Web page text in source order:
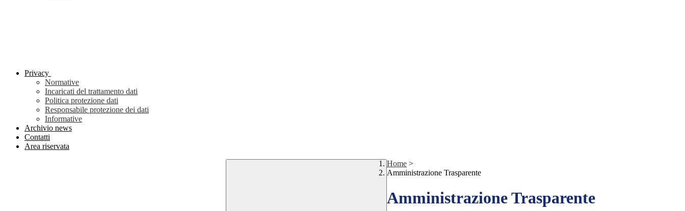
Privacy
Normative
Incaricati del trattamento dati
Politica protezione dati
Responsabile protezione dei dati
Informative
Archivio news
Contatti
Area riservata
Home >
Amministrazione Trasparente
Amministrazione Trasparente